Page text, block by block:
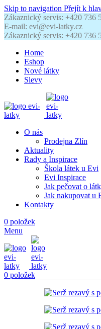
Skip to navigation Přejít k
Zákaznický servis: +420 736
E-mail: evi@evi-latky.cz
Zákaznický servis: +420 736
Home
Eshop
Nové látky
Slevy
O nás
Prodejna Zlín
Aktuality
Rady a Inspirace
Škola látek u Evi
Evi Inspirace
Jak pečovat o
Jak nakupovat u
Kontakty
0 položek
Menu
0 položek